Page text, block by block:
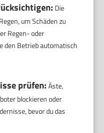
Die
um Schäden zu
Regen- oder
den Betrieb automatisch
prüfen:Äste,
blockieren oder
bevor du das